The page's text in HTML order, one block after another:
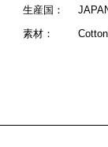
生産国：
素材：